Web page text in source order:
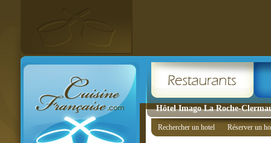
Hôtel Imago La Roche-
Rechercher un hotel Réserver un